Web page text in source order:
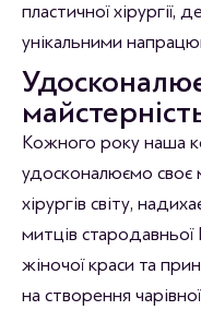
пластичної хірургії,
унікальними
Кожного року наша
удосконалюємо своє
хірургів світу,
митців стародавньої
жіночої краси та
на створення